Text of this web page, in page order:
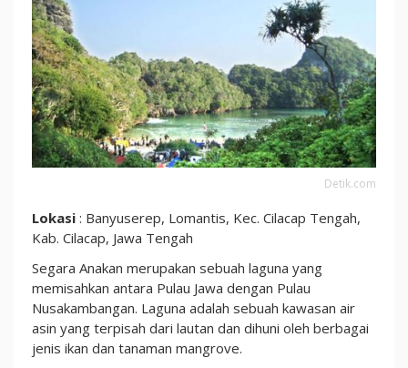
Detik.com
Lokasi : Banyuserep, Lomantis, Kec. Cilacap Tengah,
Kab. Cilacap, Jawa Tengah
Segara Anakan merupakan sebuah laguna yang
memisahkan antara Pulau Jawa dengan Pulau
Nusakambangan. Laguna adalah sebuah kawasan air
asin yang terpisah dari lautan dan dihuni oleh berbagai
jenis ikan dan tanaman mangrove.